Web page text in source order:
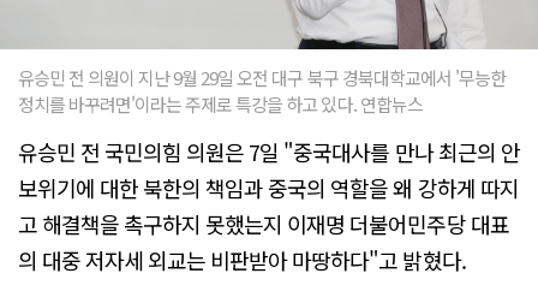
유승민 전 의원이 지난 9월 29일 오전 대구 북구 경북대학교에서 '무능한
정치를 바꾸려면'이라는 주제로 특강을 하고 있다. 연합뉴스
유승민 전 국민의힘 의원은 7일 "중국대사를 만나 최근의 안
보위기에 대한 북한의 책임과 중국의 역할을 왜 강하게 따지
고 해결책을 촉구하지 못했는지 이재명 더불어민주당 대표
의 대중 저자세 외교는 비판받아 마땅하다"고 밝혔다.